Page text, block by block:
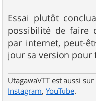
Essai plutôt
possibilité de faire
par internet, peut-
jour sa version pour
UtagawaVTT est aussi sur
Instagram, YouTube.